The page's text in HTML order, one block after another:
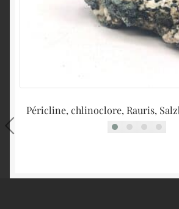
Péricline, chlinoclore, Rauris,